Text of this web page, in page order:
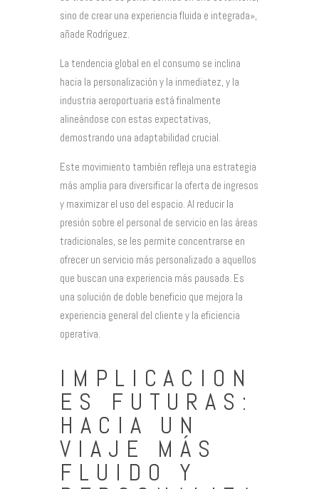
sino de crear una experiencia fluida e integrada»,
añade Rodríguez.
La tendencia global en el consumo se inclina
hacia la personalización y la inmediatez, y la
industria aeroportuaria está finalmente
alineándose con estas expectativas,
demostrando una adaptabilidad crucial.
Este movimiento también refleja una estrategia
más amplia para diversificar la oferta de ingresos
y maximizar el uso del espacio. Al reducir la
presión sobre el personal de servicio en las áreas
tradicionales, se les permite concentrarse en
ofrecer un servicio más personalizado a aquellos
que buscan una experiencia más pausada. Es
una solución de doble beneficio que mejora la
experiencia general del cliente y la eficiencia
operativa.
IMPLICACION
ES FUTURAS:
HACIA UN
VIAJE MÁS
FLUIDO Y